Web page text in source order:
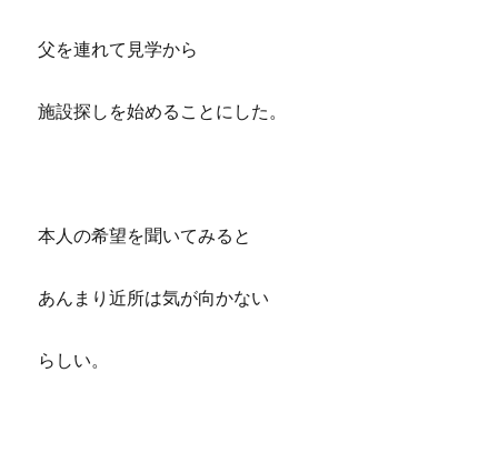
父を連れて見学から
施設探しを始めることにした。
本人の希望を聞いてみると
あんまり近所は気が向かない
らしい。